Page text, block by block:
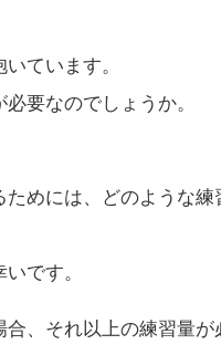
ています。
要なのでしょうか。
めには、どのような
です。
、それ以上の練習量